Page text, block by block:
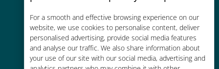
For a smooth and effective browsing experience on our
website, we use cookies to personalise content, deliver
personalised advertising, provide social media features
and analyse our traffic. We also share information about
your use of our site with our social media, advertising and
お客様が普段お使いのキャリアでロ
ーミングサービスを使った場合に比
べて最大で90％の節約が可能です。